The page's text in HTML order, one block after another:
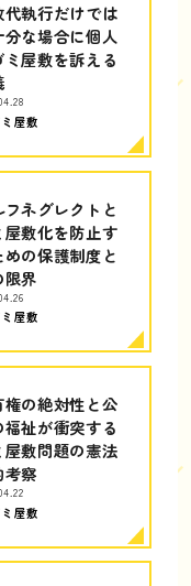
代執行だけでは
分な場合に個人
ミ屋敷を訴える
屋敷
フネグレクトと
屋敷化を防止す
めの保護制度と
限界
屋敷
権の絶対性と公
福祉が衝突する
屋敷問題の憲法
考察
屋敷